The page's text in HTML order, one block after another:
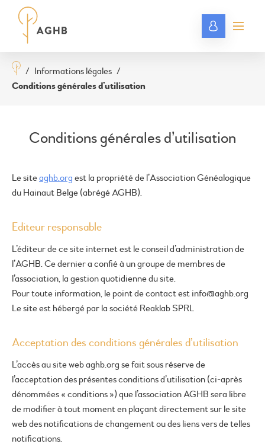
/ Informations légales /
Conditions générales d’utilisation
Conditions générales d’utilisation
Le siteaghb.org est la propriété de l’Association Généalogique
du Hainaut Belge (abrégé AGHB).
Editeur responsable
L’éditeur de ce site internet est le conseil d’administration de
l’AGHB. Ce dernier a confié à un groupe de membres de
l’association, la gestion quotidienne du site.
Pour toute information, le point de contact est info@aghb.org
Le site est hébergé par la société Reaklab SPRL
Acceptation des conditions générales d’utilisation
L’accès au site web aghb.org se fait sous réserve de
l’acceptation des présentes conditions d’utilisation (ci-après
dénommées « conditions ») que l’association AGHB sera libre
de modifier à tout moment en plaçant directement sur le site
web des notifications de changement ou des liens vers de telles
notifications.